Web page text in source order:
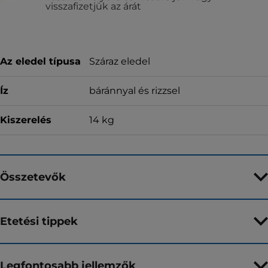
visszafizetjük az árát
Az eledel típusa Száraz eledel
Íz báránnyal és rizzsel
Kiszerelés 14 kg
Összetevők
Etetési tippek